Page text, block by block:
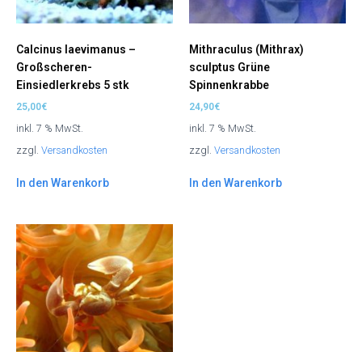
Calcinus laevimanus –
Großscheren-
Einsiedlerkrebs 5 stk
25,00€
inkl. 7 % MwSt.
zzgl. Versandkosten
In den Warenkorb
Mithraculus (Mithrax)
sculptus Grüne
Spinnenkrabbe
24,90€
inkl. 7 % MwSt.
zzgl. Versandkosten
In den Warenkorb